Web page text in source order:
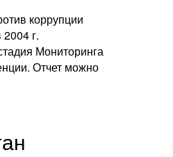
коррупции
г.
Мониторинга
Отчет можно